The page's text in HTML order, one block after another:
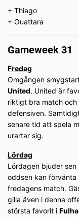
+ Thiago
+ Ouattara
Gameweek 31
Fredag
Omgången
United. United är
riktigt bra match
defensiven.
senare tid att spela
urartar sig.
Lördag
Lördagen bjuder sen
oddsen kan
fredagens match.
gilla även i denna
största favorit i